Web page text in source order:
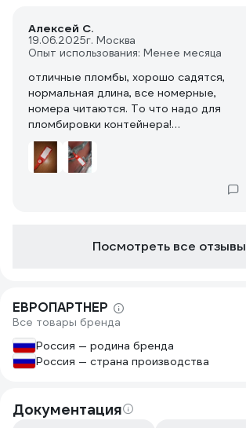
Алексей С.
19.06.2025г. Москва
Опыт использования: Менее месяца
отличные пломбы, хорошо садятся,
нормальная длина, все номерные,
номера читаются. То что надо для
пломбировки контейнера!
рекомендую!
Посмотреть все отзывы
ЕВРОПАРТНЕР
Все товары бренда
Россия — родина бренда
Россия — страна производства
Документация